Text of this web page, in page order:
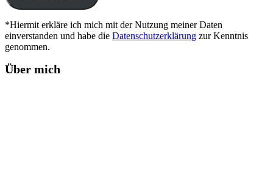
*Hiermit erkläre ich mich mit der Nutzung meiner Daten
einverstanden und habe die Datenschutzerklärung zur Kenntnis
genommen.
Über mich